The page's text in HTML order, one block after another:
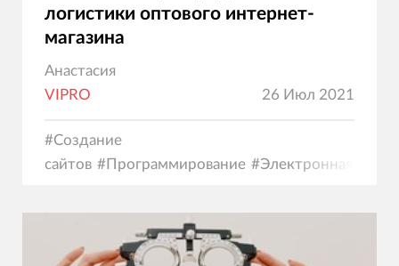
логистики оптового интернет-
магазина
Анастасия
VIPRO
26 Июл 2021
#Создание
сайтов #Программирование #Электронная